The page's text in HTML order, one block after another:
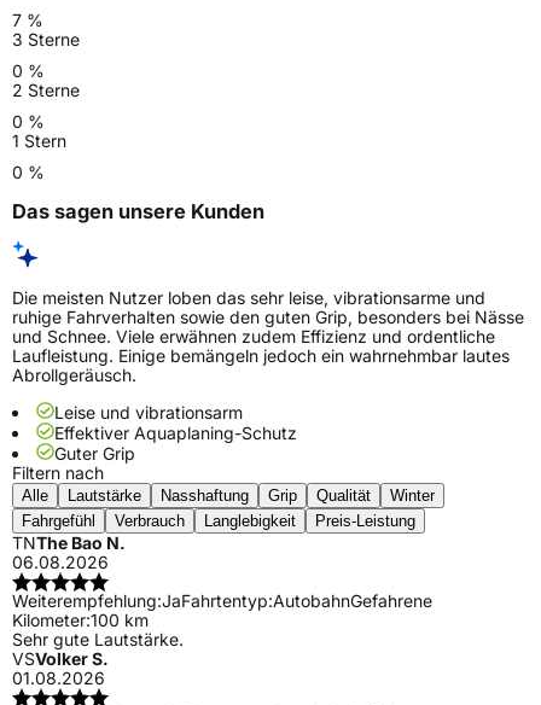
7 %
3 Sterne
0 %
2 Sterne
0 %
1 Stern
0 %
Das sagen unsere Kunden
Die meisten Nutzer loben das sehr leise, vibrationsarme und
ruhige Fahrverhalten sowie den guten Grip, besonders bei Nässe
und Schnee. Viele erwähnen zudem Effizienz und ordentliche
Laufleistung. Einige bemängeln jedoch ein wahrnehmbar lautes
Abrollgeräusch.
Leise und vibrationsarm
Effektiver Aquaplaning-Schutz
Guter Grip
Filtern nach
Alle Lautstärke Nasshaftung Grip Qualität
Winter
Fahrgefühl
Verbrauch Langlebigkeit Preis-Leistung
TNThe Bao N.
06.08.2026
Weiterempfehlung:JaFahrtentyp:AutobahnGefahrene
Kilometer:100 km
Sehr gute Lautstärke.
VSVolker S.
01.08.2026